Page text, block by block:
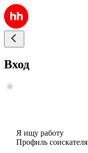
Вход
Я ищу работу
Профиль соискателя